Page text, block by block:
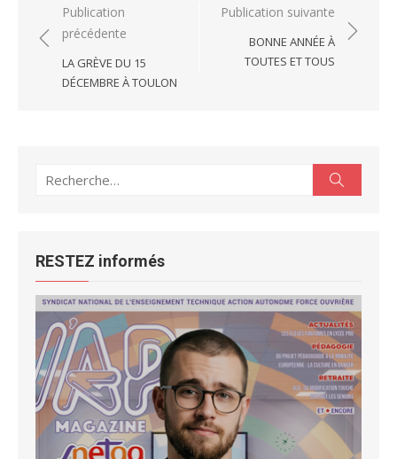
Navigation
de
l’article
Publication
précédente
LA GRÈVE DU 15
DÉCEMBRE À TOULON
Publication suivante
BONNE ANNÉE À
TOUTES ET TOUS
Recherche
RESTEZ informés